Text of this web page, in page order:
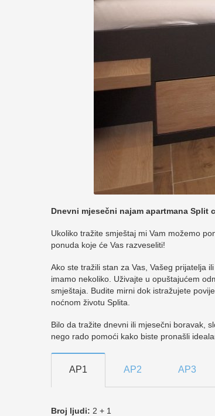
Dnevni mjesečni najam apartmana Split
Ukoliko tražite smještaj mi Vam možemo
ponuda koje će Vas razveseliti!
Ako ste tražili stan za Vas, Vašeg prijatelja
imamo nekoliko. Uživajte u opuštajućem
smještaja. Budite mirni dok istražujete
noćnom životu Splita.
Bilo da tražite dnevni ili mjesečni boravak,
nego rado pomoći kako biste pronašli
AP1 AP2 AP3
Broj ljudi: 2 + 1